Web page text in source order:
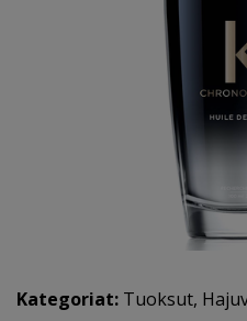
Kategoriat: Tuoksut,